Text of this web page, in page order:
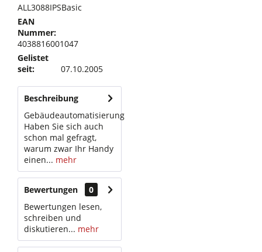
ALL3088IPSBasic
EAN
Nummer:
4038816001047
Gelistet
seit:
07.10.2005
Beschreibung
Gebäudeautomatisierung
Haben Sie sich auch
schon mal gefragt,
warum zwar Ihr Handy
einen... mehr
Bewertungen
0
Bewertungen lesen,
schreiben und
diskutieren... mehr